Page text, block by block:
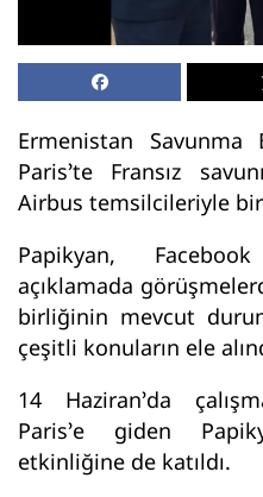
Ermenistan Savunma
Paris’te Fransız
Airbus temsilcileriyle
Papikyan,
açıklamada
birliğinin mevcut
çeşitli konuların ele
14 Haziran’da
Paris’e giden
etkinliğine de katıldı.